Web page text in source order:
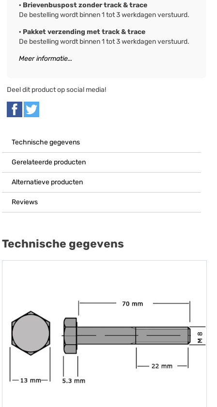
· Brievenbuspost zonder track & trace
De bestelling wordt binnen 1 tot 3 werkdagen verstuurd.
· Pakket verzending met track & trace
De bestelling wordt binnen 1 tot 3 werkdagen verstuurd.
Meer informatie...
Deel dit product op social media!
Technische gegevens
Gerelateerde producten
Alternatieve producten
Reviews
Technische gegevens